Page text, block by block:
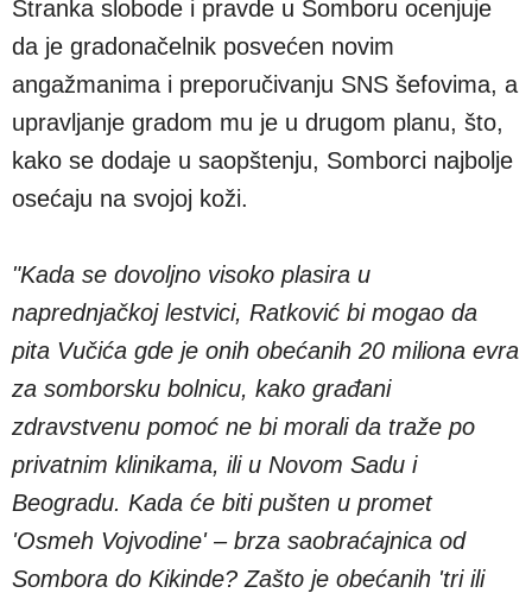
Stranka slobode i pravde u Somboru ocenjuje
da je gradonačelnik posvećen novim
angažmanima i preporučivanju SNS šefovima, a
upravljanje gradom mu je u drugom planu, što,
kako se dodaje u saopštenju, Somborci najbolje
osećaju na svojoj koži.
"Kada se dovoljno visoko plasira u
naprednjačkoj lestvici, Ratković bi mogao da
pita Vučića gde je onih obećanih 20 miliona evra
za somborsku bolnicu, kako građani
zdravstvenu pomoć ne bi morali da traže po
privatnim klinikama, ili u Novom Sadu i
Beogradu. Kada će biti pušten u promet
'Osmeh Vojvodine' – brza saobraćajnica od
Sombora do Kikinde? Zašto je obećanih 'tri ili